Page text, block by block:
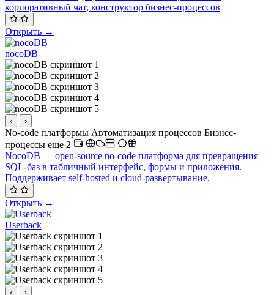
корпоративный чат, конструктор бизнес-процессов
Открыть →
nocoDB
‹ ›
No-code платформы Автоматизация процессов Бизнес-
процессы еще 2
NocoDB — open-source no-code платформа для превращения
SQL-баз в табличный интерфейс, формы и приложения.
Поддерживает self-hosted и cloud-развертывание.
Открыть →
Userback
‹ ›